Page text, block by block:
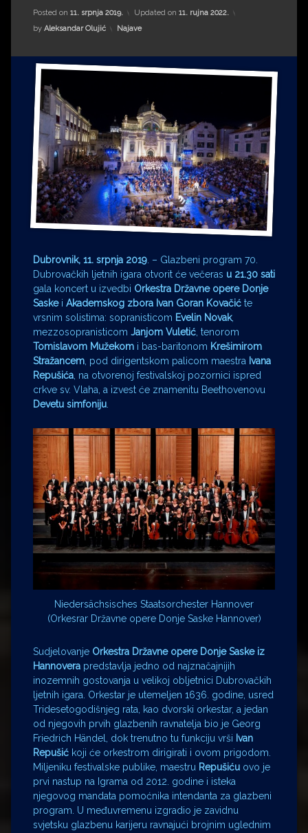
Drugi autori
Drugi autori
Matea Andrić
Ljiljana Lekanić-Kljaić
Željko Krznarić
Mario Lovreković
Miroslav Šantek
Posted on 11. srpnja 2019. Updated on 11. rujna 2022.
by Aleksandar Olujić Kategorije:
Najave
Dubrovnik, 11. srpnja 2019. – Glazbeni program 70.
Dubrovačkih ljetnih igara otvorit će večeras u 21.30 sati
gala koncert u izvedbi Orkestra Državne opere Donje
Saskei Akademskog zbora Ivan Goran Kovačić te
vrsnim solistima: sopranisticom Evelin Novak,
mezzosopranisticom Janjom Vuletić, tenorom
Tomislavom Mužekom i bas-baritonom Krešimirom
Stražancem, pod dirigentskom palicom maestra Ivana
Repušića, na otvorenoj festivalskoj pozornici ispred
crkve sv. Vlaha, a izvest će znamenitu Beethovenovu
Devetu simfoniju.
Niedersächsisches Staatsorchester Hannover
(Orkesrar Državne opere Donje Saske Hannover)
Sudjelovanje Orkestra Državne opere Donje Saske iz
Hannovera predstavlja jedno od najznačajnijih
inozemnih gostovanja u velikoj obljetnici Dubrovačkih
ljetnih igara. Orkestar je utemeljen 1636. godine, usred
Tridesetogodišnjeg rata, kao dvorski orkestar, a jedan
od njegovih prvih glazbenih ravnatelja bio je Georg
Friedrich Händel, dok trenutno tu funkciju vrši Ivan
Repušić koji će orkestrom dirigirati i ovom prigodom.
Miljeniku festivalske publike, maestru Repušiću ovo je
prvi nastup na Igrama od 2012. godine i isteka
njegovog mandata pomoćnika intendanta za glazbeni
program. U međuvremenu izgradio je zavidnu
svjetsku glazbenu karijeru ravnajući brojnim uglednim